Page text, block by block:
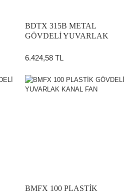
BDTX 315B METAL
GÖVDELİ YUVARLAK
6.424,58 TL
BMFX 100 PLASTİK